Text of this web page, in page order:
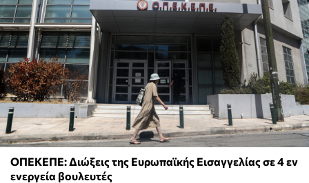
ΟΠΕΚΕΠΕ: Διώξεις της Ευρωπαϊκής Εισαγγελίας σε 4 εν
ενεργεία βουλευτές